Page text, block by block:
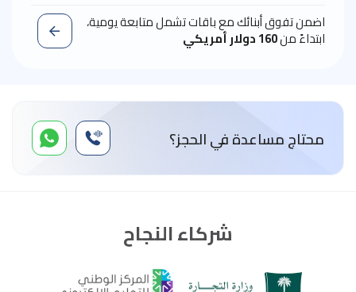
اضمن تفوق أبنائك مع باقات تشمل متابعة يومية،
ابتداءً من160 دولار أمريكي
محتاج مساعدة في الحجز؟
شركاء النجاح